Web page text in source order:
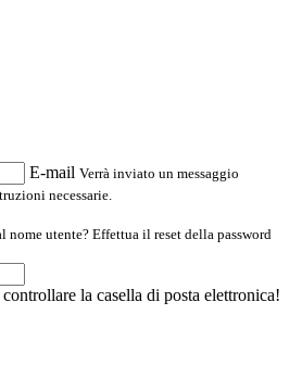
E-mail Verrà inviato un messaggio
necessarie.
nome utente? Effettua il reset della password
la casella di posta elettronica!